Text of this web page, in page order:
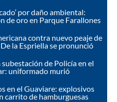
por daño ambiental:
de oro en Parque Farallones
contra nuevo peaje de
la Espriella se pronunció
de Policía en el
uniformado murió
en el Guaviare: explosivos
carrito de hamburguesas